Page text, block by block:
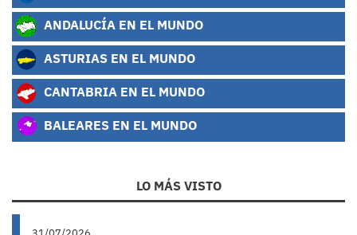
ANDALUCÍA EN EL MUNDO
ASTURIAS EN EL MUNDO
CANTABRIA EN EL MUNDO
BALEARES EN EL MUNDO
LO MÁS VISTO